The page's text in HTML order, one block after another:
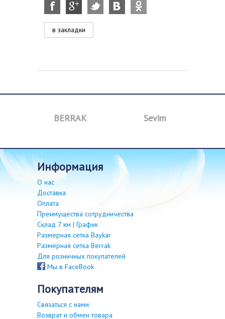
в закладки
BERRAK Sevim
информация
О нас
Доставка
Оплата
Преимущества сотрудничества
Склад 7 км | График
Размерная сетка Baykar
Размерная сетка Berrak
Для розничных покупателей
Мы в FaceBook
покупателям
Связаться с нами
Возврат и обмен товара